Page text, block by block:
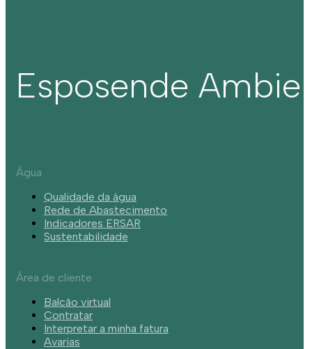
Esposende
Água
Qualidade da água
Rede de Abastecimento
Indicadores ERSAR
Sustentabilidade
Área de cliente
Balcão virtual
Contratar
Interpretar a minha fatura
Avarias